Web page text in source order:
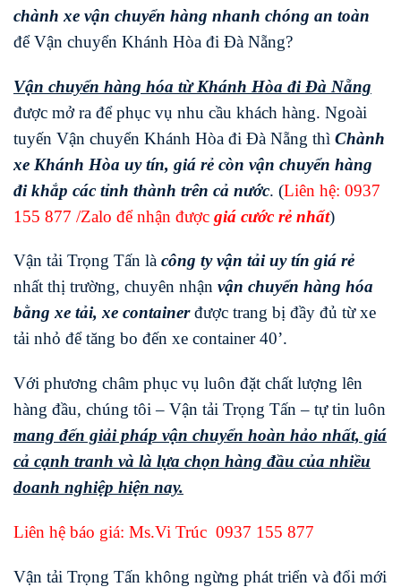
chành xe vận chuyển hàng nhanh chóng an toàn
để Vận chuyển Khánh Hòa đi Đà Nẵng?
Vận chuyển hàng hóa từ Khánh Hòa đi Đà Nẵng
được mở ra để phục vụ nhu cầu khách hàng. Ngoài
tuyến Vận chuyển Khánh Hòa đi Đà Nẵng thì Chành
xe Khánh Hòa uy tín, giá rẻ còn vận chuyển hàng
đi khắp các tỉnh thành trên cả nước. (Liên hệ: 0937
155 877 /Zalo để nhận được giá cước rẻ nhất)
Vận tải Trọng Tấn là công ty vận tải uy tín giá rẻ
nhất thị trường, chuyên nhận vận chuyển hàng hóa
bằng xe tải, xe containerđược trang bị đầy đủ từ xe
tải nhỏ để tăng bo đến xe container 40’.
Với phương châm phục vụ luôn đặt chất lượng lên
hàng đầu, chúng tôi – Vận tải Trọng Tấn – tự tin luôn
mang đến giải pháp vận chuyển hoàn hảo nhất, giá
cả cạnh tranh và là lựa chọn hàng đầu của nhiều
doanh nghiệp hiện nay.
Liên hệ báo giá: Ms.Vi Trúc 0937 155 877
Vận tải Trọng Tấn không ngừng phát triển và đổi mới